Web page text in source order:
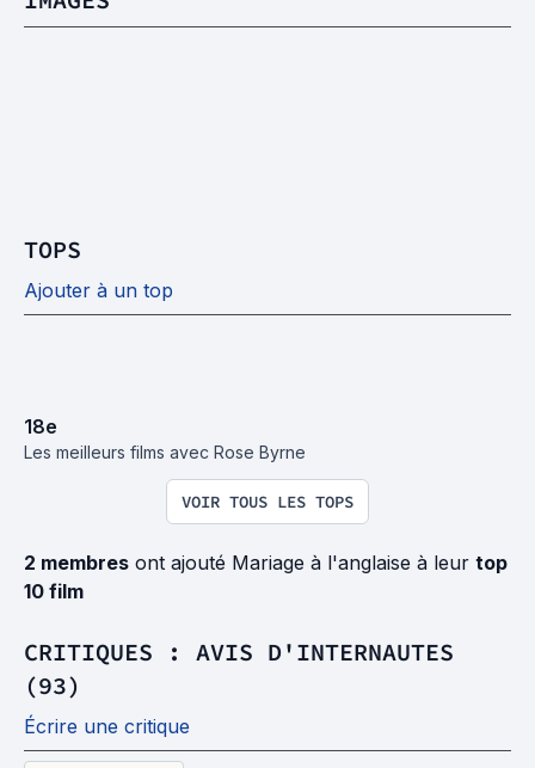
TOPS
Ajouter à un top
18e
Les meilleurs films avec Rose Byrne
VOIR TOUS LES TOPS
2 membres ont ajouté Mariage à l'anglaise à leur top
10 film
CRITIQUES : AVIS D'INTERNAUTES
(93)
Écrire une critique